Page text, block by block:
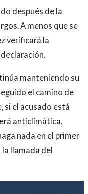
después de la
A menos que se
verificará la
manteniendo su
el camino de
si el acusado está
anticlimática.
nada en el primer
llamada del